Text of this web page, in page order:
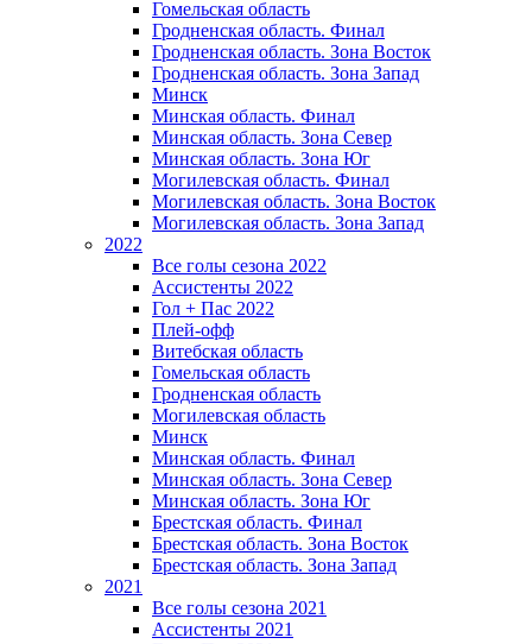
Гомельская область
Гродненская область. Финал
Гродненская область. Зона Восток
Гродненская область. Зона Запад
Минск
Минская область. Финал
Минская область. Зона Север
Минская область. Зона Юг
Могилевская область. Финал
Могилевская область. Зона Восток
Могилевская область. Зона Запад
2022
Все голы сезона 2022
Ассистенты 2022
Гол + Пас 2022
Плей-офф
Витебская область
Гомельская область
Гродненская область
Могилевская область
Минск
Mинская область. Финал
Минская область. Зона Север
Минская область. Зона Юг
Брестская область. Финал
Брестская область. Зона Восток
Брестская область. Зона Запад
2021
Все голы сезона 2021
Ассистенты 2021